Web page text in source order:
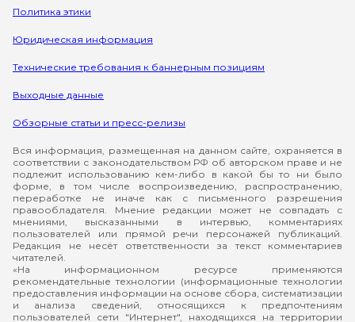
Политика этики
Юридическая информация
Технические требования к баннерным позициям
Выходные данные
Обзорные статьи и пресс-релизы
Вся информация, размещенная на данном сайте, охраняется в
соответствии с законодательством РФ об авторском праве и не
подлежит использованию кем-либо в какой бы то ни было
форме, в том числе воспроизведению, распространению,
переработке не иначе как с письменного разрешения
правообладателя. Мнение редакции может не совпадать с
мнениями, высказанными в интервью, комментариях
пользователей или прямой речи персонажей публикаций.
Редакция не несёт ответственности за текст комментариев
читателей.
«На информационном ресурсе применяются
рекомендательные технологии (информационные технологии
предоставления информации на основе сбора, систематизации
и анализа сведений, относящихся к предпочтениям
пользователей сети "Интернет", находящихся на территории